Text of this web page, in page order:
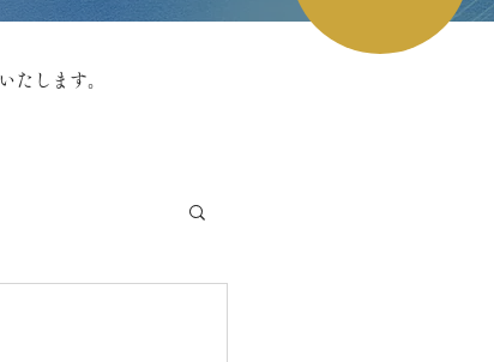
たします。